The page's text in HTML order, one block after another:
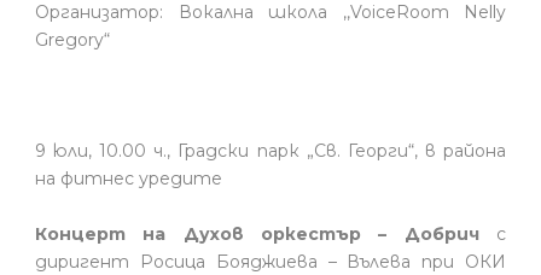
Организатор: Вокална школа ,,VoiceRoom Nelly
Gregory“
9 юли, 10.00 ч., Градски парк „Св. Георги“, в района
на фитнес уредите
Концерт на Духов оркестър – Добрич с
диригент Росица Бояджиева – Вълева при ОКИ